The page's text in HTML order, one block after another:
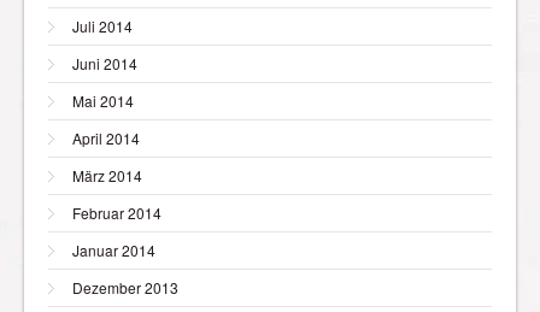
Juli 2014
Juni 2014
Mai 2014
April 2014
März 2014
Februar 2014
Januar 2014
Dezember 2013